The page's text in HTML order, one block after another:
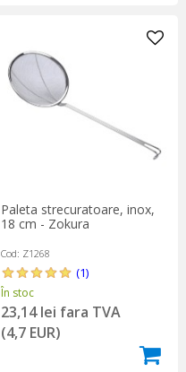
Paleta strecuratoare, inox,
18 cm - Zokura
Cod: Z1268
(1)
În stoc
23,14 lei fara TVA
(4,7 EUR)